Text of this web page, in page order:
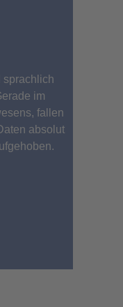
sprachlich
im
fallen
absolut